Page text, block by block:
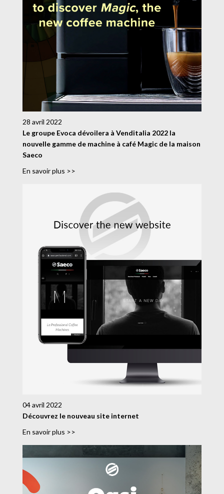
28 avril 2022
Le groupe Evoca dévoilera à Venditalia 2022 la
nouvelle gamme de machine à café Magic de la maison
Saeco
En savoir plus >>
04 avril 2022
Découvrez le nouveau site internet
En savoir plus >>